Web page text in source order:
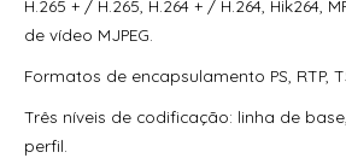
Switch Hikvision Gerenciavel Metalico
Si 16 Portas Poe 10/100/1000Mbps 02
Switch Hikvision Gerenciavel Metalico
Si 24 Portas Poe 10/100/1000 Mbps +
H.265 + / H.265, H.264 + / H.264, Hik264,
de vídeo MJPEG.
Formatos de encapsulamento PS, RTP,
Três níveis de codificação: linha de
perfil.